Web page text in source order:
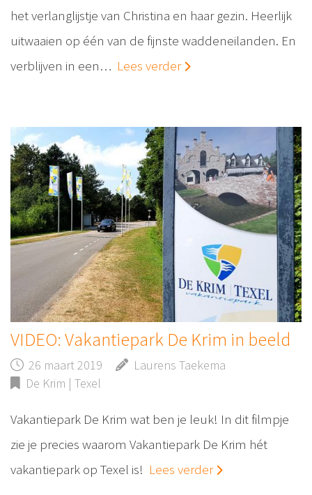
het verlanglijstje van Christina en haar gezin. Heerlijk
uitwaaien op één van de fijnste waddeneilanden. En
verblijven in een… Lees verder
VIDEO: Vakantiepark De Krim in beeld
26 maart 2019
Laurens Taekema
De Krim | Texel
Vakantiepark De Krim wat ben je leuk! In dit filmpje
zie je precies waarom Vakantiepark De Krim hét
vakantiepark op Texel is! Lees verder